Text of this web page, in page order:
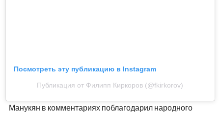
Посмотреть эту публикацию в Instagram
Публикация от Филипп Киркоров (@fkirkorov)
Манукян в комментариях поблагодарил народного